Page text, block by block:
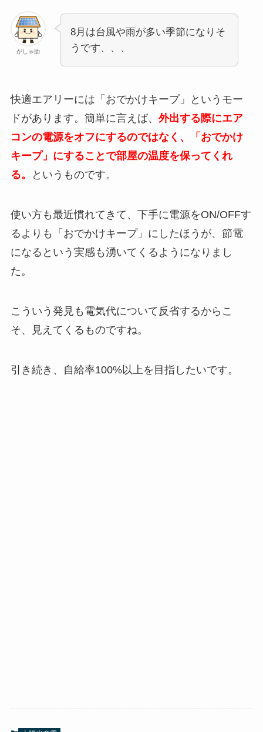
がしゃ助
8月は台風や雨が多い季節になりそ
うです、、、
快適エアリーには「おでかけキープ」というモー
ドがあります。簡単に言えば、 外出する際にエア
コンの電源をオフにするのではなく、「おでかけ
キープ」にすることで部屋の温度を保ってくれ
る。
というものです。
使い方も最近慣れてきて、下手に電源をON/OFFす
るよりも「おでかけキープ」にしたほうが、節電
になるという実感も湧いてくるようになりまし
た。
こういう発見も電気代について反省するからこ
そ、見えてくるものですね。
引き続き、自給率100%以上を目指したいです。